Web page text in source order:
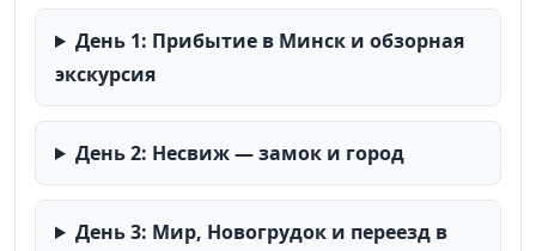
стол», обеды, посещение аквапарка. Проживание —
в лучших гостиницах Минска.
День 1: Прибытие в Минск и обзорная
экскурсия
День 2: Несвиж — замок и город
День 3: Мир, Новогрудок и переезд в